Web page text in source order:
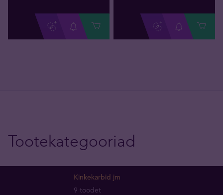
Tootekategooriad
Kinkekarbid jm
9 toodet